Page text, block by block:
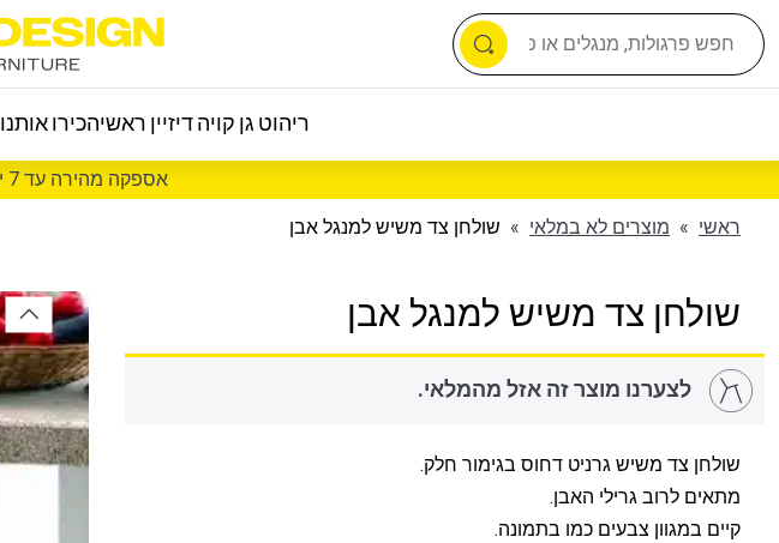
ריהוט גן קויה דיזיין ראשיהכירו אותנו
אספקה מהירה עד 7 ימי עסקים. ואולי הרבה לפני...
ראשי » מוצרים לא במלאי » שולחן צד משיש למנגל אבן
שולחן צד משיש למנגל אבן
לצערנו מוצר זה אזל מהמלאי.
שולחן צד משיש גרניט דחוס בגימור חלק.
מתאים לרוב גרילי האבן.
קיים במגוון צבעים כמו בתמונה.